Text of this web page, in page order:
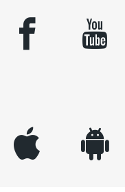
facebook youtube
appleinc android